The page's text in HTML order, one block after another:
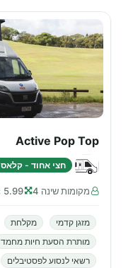
Active Pop Top
חצי אחוד - קלאס SI
מקומות שינה 4 5.99 × 2.05 m
מזגן קדמי מקלחת
מותרת הסעת חיות מחמד
רשאי לנסוע לפסטיבלים